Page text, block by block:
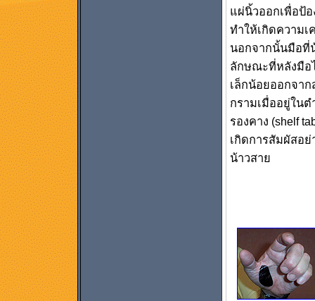
แผ่นิ้วออกเพื่อป้อ
ทำให้เกิดความ
นอกจากนั้นมือที่
ลักษณะที่หลังมือ
เล็กน้อยออกจา
กรามเมื่ออยู่ใน
รองคาง (shelf
เกิดการสัมผัสอ
น้าวสาย